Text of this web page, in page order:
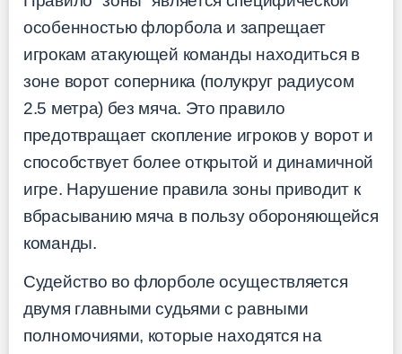
особенностью флорбола и запрещает
игрокам атакующей команды находиться в
зоне ворот соперника (полукруг радиусом
2.5 метра) без мяча. Это правило
предотвращает скопление игроков у ворот и
способствует более открытой и динамичной
игре. Нарушение правила зоны приводит к
вбрасыванию мяча в пользу обороняющейся
команды.
Судейство во флорболе осуществляется
двумя главными судьями с равными
полномочиями, которые находятся на